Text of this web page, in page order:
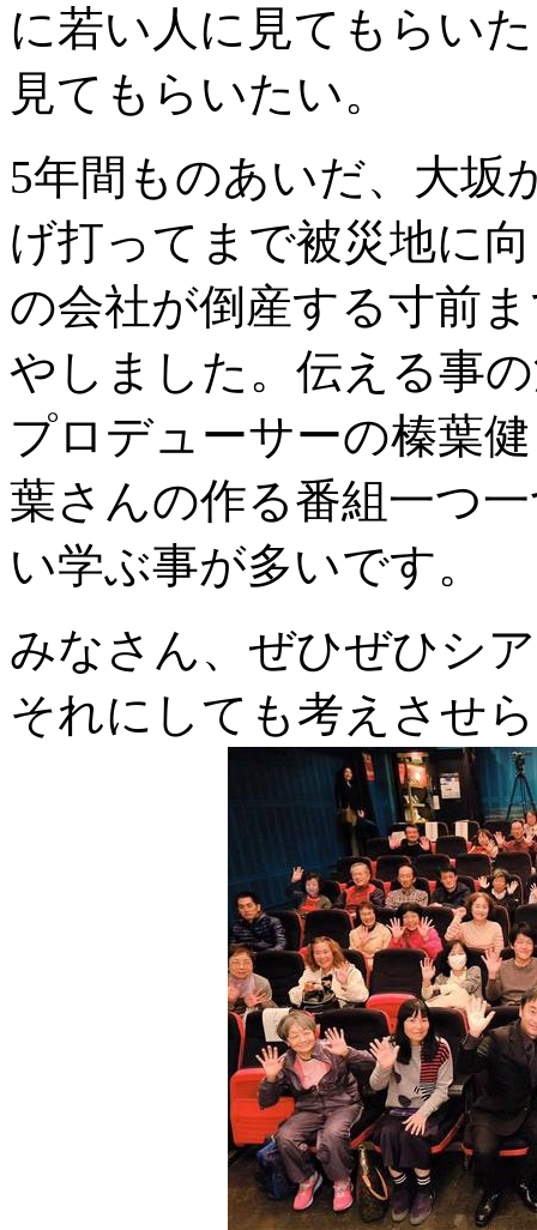
に若い人に見てもらい
見てもらいたい。
5年間ものあいだ、大坂
げ打ってまで被災地に
の会社が倒産する寸前
やしました。伝える事
プロデューサーの榛葉
葉さんの作る番組一つ
い学ぶ事が多いです。
みなさん、ぜひぜひシ
それにしても考えさせ